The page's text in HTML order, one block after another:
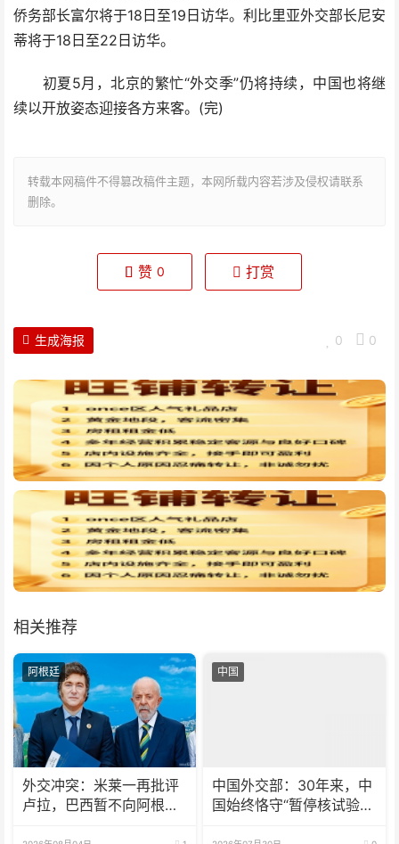
侨务部长富尔将于18日至19日访华。利比里亚外交部长尼安
蒂将于18日至22日访华。
初夏5月，北京的繁忙“外交季”仍将持续，中国也将继
续以开放姿态迎接各方来客。(完)
转载本网稿件不得篡改稿件主题，本网所载内容若涉及侵权请联系
删除。
赞 0 打赏
0 0
生成海报
相关推荐
阿根廷
外交冲突：米莱一再批评
卢拉，巴西暂不向阿根廷
中国
中国外交部：30年来，中
国始终恪守“暂停核试验”